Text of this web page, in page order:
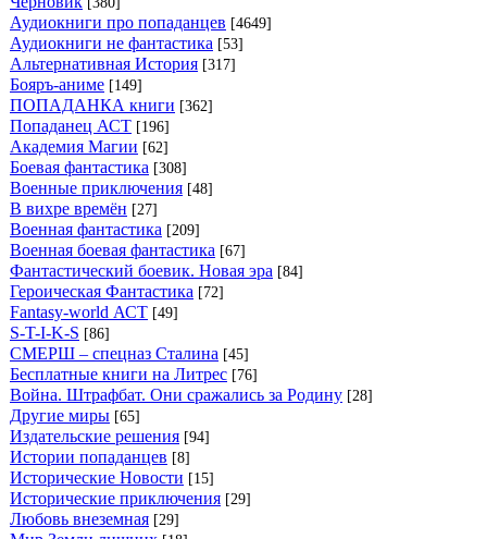
Аудиокниги про попаданцев [4649]
Аудиокниги не фантастика [53]
Альтернативная История [317]
Бояръ-аниме [149]
ПОПАДАНКА книги [362]
Попаданец АСТ [196]
Академия Магии [62]
Боевая фантастика [308]
Военные приключения [48]
В вихре времён [27]
Военная фантастика [209]
Военная боевая фантастика [67]
Фантастический боевик. Новая эра [84]
Героическая Фантастика [72]
Fantasy-world АСТ [49]
S-T-I-K-S [86]
СМЕРШ – спецназ Сталина [45]
Бесплатные книги на Литрес [76]
Война. Штрафбат. Они сражались за Родину [28]
Другие миры [65]
Издательские решения [94]
Истории попаданцев [8]
Исторические Новости [15]
Исторические приключения [29]
Любовь внеземная [29]